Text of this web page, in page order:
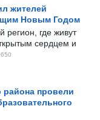
жителей
Новым Годом
регион, где живут
сердцем и
провели